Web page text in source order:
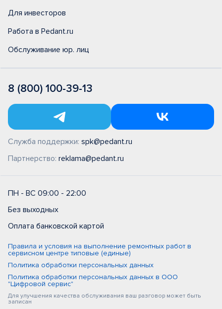
Для инвесторов
Работа в Pedant.ru
Обслуживание юр. лиц
8 (800) 100-39-13
Служба поддержки: spk@pedant.ru
Партнерство: reklama@pedant.ru
ПН - ВС 09:00 - 22:00
Без выходных
Оплата банковской картой
Правила и условия на выполнение ремонтных работ в
сервисном центре типовые (единые)
Политика обработки персональных данных
Политика обработки персональных данных в ООО
"Цифровой сервис"
Для улучшения качества обслуживания ваш разговор может быть
записан